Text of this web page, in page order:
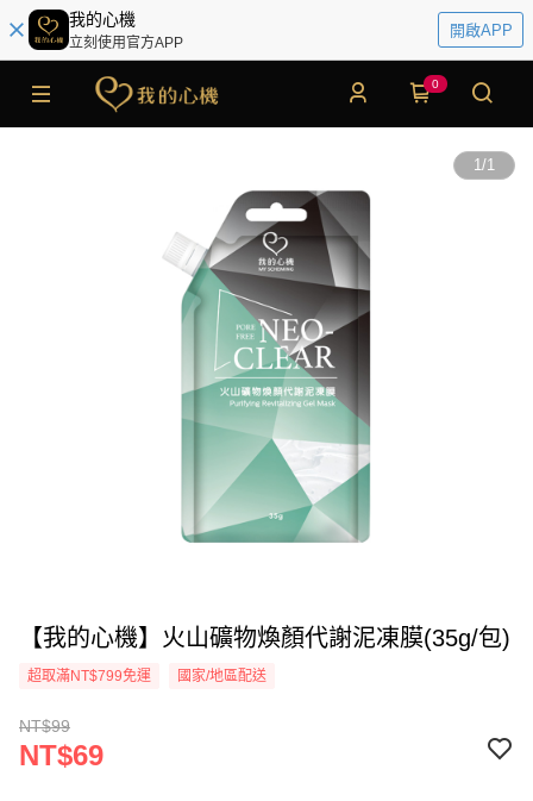
我的心機
立刻使用官方APP
開啟APP
0
1/1
【我的心機】火山礦物煥顏代謝泥凍膜(35g/包)
超取滿NT$799免運 國家/地區配送
NT$99
NT$69